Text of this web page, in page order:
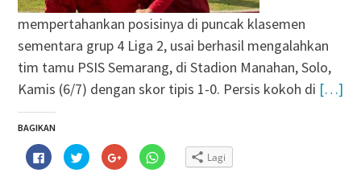
mempertahankan posisinya di puncak klasemen
sementara grup 4 Liga 2, usai berhasil mengalahkan
tim tamu PSIS Semarang, di Stadion Manahan, Solo,
Kamis (6/7) dengan skor tipis 1-0. Persis kokoh di […]
BAGIKAN
Klik
untuk
membagikan
Klik
untuk
berbagi
Klik
untuk
berbagi
Klik
untuk Lagi